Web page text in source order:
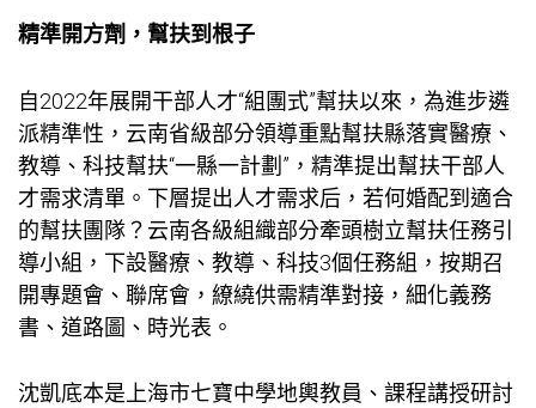
精準開方劑，幫扶到根子
自2022年展開干部人才“組團式”幫扶以來，為進步遴
派精準性，云南省級部分領導重點幫扶縣落實醫療、
教導、科技幫扶“一縣一計劃”，精準提出幫扶干部人
才需求清單。下層提出人才需求后，若何婚配到適合
的幫扶團隊？云南各級組織部分牽頭樹立幫扶任務引
導小組，下設醫療、教導、科技3個任務組，按期召
開專題會、聯席會，繚繞供需精準對接，細化義務
書、道路圖、時光表。
沈凱底本是上海市七寶中學地輿教員、課程講授研討